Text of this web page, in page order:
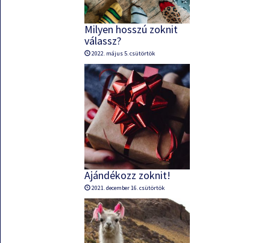
Milyen hosszú zoknit
válassz?
2022. május 5. csütörtök
Ajándékozz zoknit!
2021. december 16. csütörtök